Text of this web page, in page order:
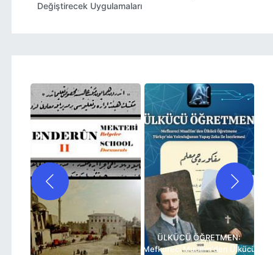
Değiştirecek Uygulamaları
ÜLKÜCÜ ÖĞRETMEN:
Mefkureci Muallim'den Ülkücü
TÜRKİYE'NİN TEST USULÜ